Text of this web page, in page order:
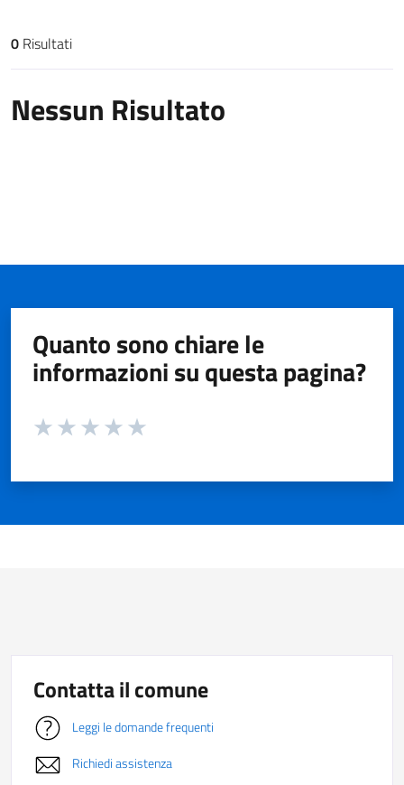
Risultati di ricerca
0 Risultati
Nessun Risultato
Quanto sono chiare le
informazioni su questa pagina?
Valuta da 1 a 5 stelle la pagina
Contatta il comune
Leggi le domande frequenti
Richiedi assistenza